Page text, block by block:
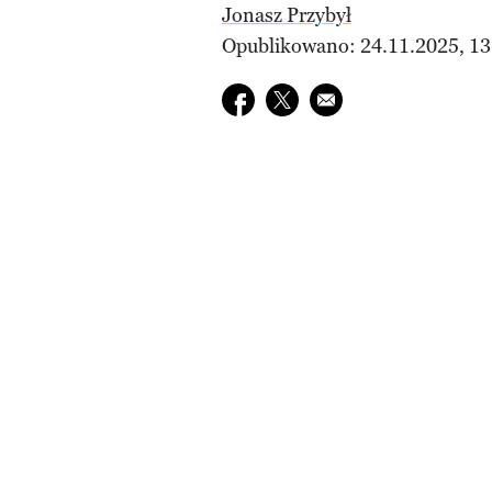
Jonasz Przybył
Opublikowano: 24.11.2025,
Udostępnij na facebook
Udostępnij na twitter
E-mail do przyjaciela